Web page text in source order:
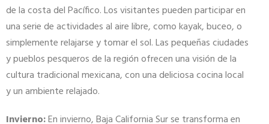
de la costa del Pacífico. Los visitantes pueden participar en
una serie de actividades al aire libre, como kayak, buceo, o
simplemente relajarse y tomar el sol. Las pequeñas ciudades
y pueblos pesqueros de la región ofrecen una visión de la
cultura tradicional mexicana, con una deliciosa cocina local
y un ambiente relajado.
Invierno:En invierno, Baja California Sur se transforma en